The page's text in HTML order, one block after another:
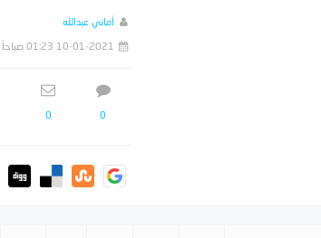
أماني عبدالله
10-01-2021 01:23 صباحاً
0
0